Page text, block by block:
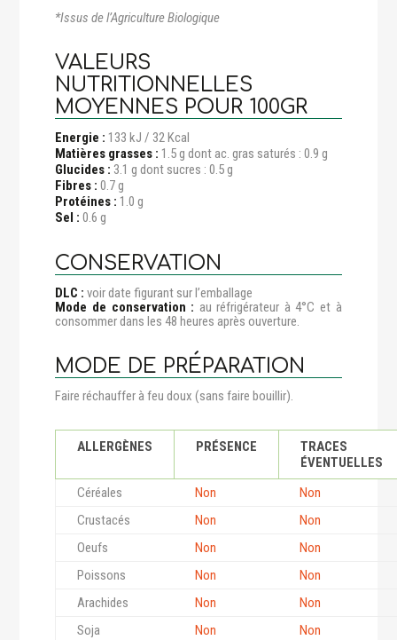
*Issus de l’Agriculture Biologique
VALEURS
NUTRITIONNELLES
MOYENNES POUR 100GR
Energie : 133 kJ / 32 Kcal
Matières grasses : 1.5 g dont ac. gras saturés : 0.9 g
Glucides : 3.1 g dont sucres : 0.5 g
Fibres : 0.7 g
Protéines : 1.0 g
Sel : 0.6 g
CONSERVATION
DLC : voir date figurant sur l’emballage
Mode de conservation : au réfrigérateur à 4°C et à
consommer dans les 48 heures après ouverture.
MODE DE PRÉPARATION
Faire réchauffer à feu doux (sans faire bouillir).
ALLERGÈNES PRÉSENCE
TRACES
ÉVENTUELLES
Céréales
Non
Non
Crustacés
Non
Non
Oeufs
Non
Non
Poissons
Non
Non
Arachides
Non
Non
Soja
Non
Non